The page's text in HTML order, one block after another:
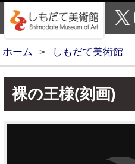
ホーム > しもだて美術館
裸の王様(刻画)